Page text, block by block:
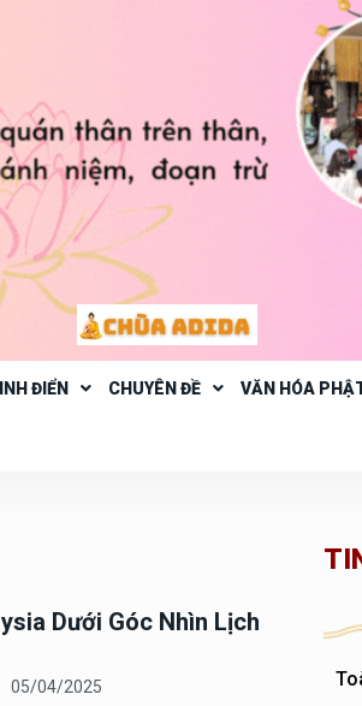
ĐIỂN CHUYÊN ĐỀ VĂN HÓA
Dưới Góc Nhìn Lịch
05/04/2025